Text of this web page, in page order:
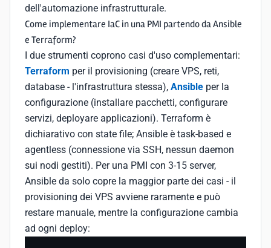
dell'automazione infrastrutturale.
Come implementare IaC in una PMI partendo da Ansible
e Terraform?
I due strumenti coprono casi d'uso complementari:
Terraform per il provisioning (creare VPS, reti,
database - l'infrastruttura stessa), Ansible per la
configurazione (installare pacchetti, configurare
servizi, deployare applicazioni). Terraform è
dichiarativo con state file; Ansible è task-based e
agentless (connessione via SSH, nessun daemon
sui nodi gestiti). Per una PMI con 3-15 server,
Ansible da solo copre la maggior parte dei casi - il
provisioning dei VPS avviene raramente e può
restare manuale, mentre la configurazione cambia
ad ogni deploy: